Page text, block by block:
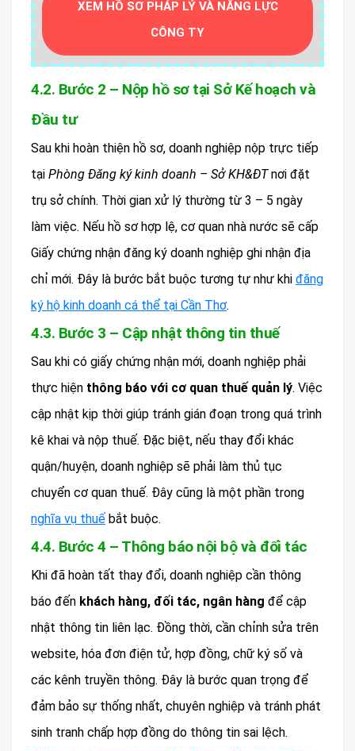
XEM HỒ SƠ PHÁP LÝ VÀ NĂNG LỰC
CÔNG TY
4.2. Bước 2 – Nộp hồ sơ tại Sở Kế hoạch và
Đầu tư
Sau khi hoàn thiện hồ sơ, doanh nghiệp nộp trực tiếp
tại Phòng Đăng ký kinh doanh – Sở KH&ĐTnơi đặt
trụ sở chính. Thời gian xử lý thường từ 3 – 5 ngày
làm việc. Nếu hồ sơ hợp lệ, cơ quan nhà nước sẽ cấp
Giấy chứng nhận đăng ký doanh nghiệp ghi nhận địa
chỉ mới. Đây là bước bắt buộc tương tự như khi đăng
ký hộ kinh doanh cá thể tại Cần Thơ.
4.3. Bước 3 – Cập nhật thông tin thuế
Sau khi có giấy chứng nhận mới, doanh nghiệp phải
thực hiện thông báo với cơ quan thuế quản lý. Việc
cập nhật kịp thời giúp tránh gián đoạn trong quá trình
kê khai và nộp thuế. Đặc biệt, nếu thay đổi khác
quận/huyện, doanh nghiệp sẽ phải làm thủ tục
chuyển cơ quan thuế. Đây cũng là một phần trong
nghĩa vụ thuế bắt buộc.
4.4. Bước 4 – Thông báo nội bộ và đối tác
Khi đã hoàn tất thay đổi, doanh nghiệp cần thông
báo đến khách hàng, đối tác, ngân hàng để cập
nhật thông tin liên lạc. Đồng thời, cần chỉnh sửa trên
website, hóa đơn điện tử, hợp đồng, chữ ký số và
các kênh truyền thông. Đây là bước quan trọng để
đảm bảo sự thống nhất, chuyên nghiệp và tránh phát
sinh tranh chấp hợp đồng do thông tin sai lệch.